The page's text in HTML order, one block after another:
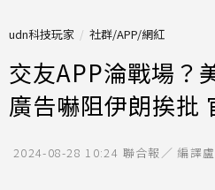
udn科技玩家 社群/APP/網紅
交友APP淪戰場？
廣告嚇阻伊朗挨批
2024-08-28 10:24 聯合報／ 編譯